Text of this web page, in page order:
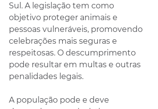
Sul. A legislação tem como
objetivo proteger animais e
pessoas vulneráveis, promovendo
celebrações mais seguras e
respeitosas. O descumprimento
pode resultar em multas e outras
penalidades legais.
A população pode e deve